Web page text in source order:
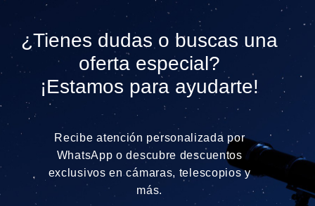
¿Tienes dudas o buscas una
oferta especial?
¡Estamos para ayudarte!
Recibe atención personalizada por
WhatsApp o descubre descuentos
exclusivos en cámaras, telescopios y
más.